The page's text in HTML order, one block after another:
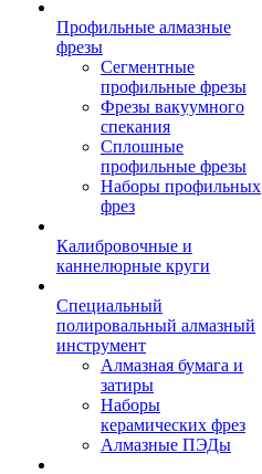
Профильные алмазные
фрезы
Сегментные
профильные фрезы
Фрезы вакуумного
спекания
Сплошные
профильные фрезы
Наборы профильных
фрез
Калибровочные и
каннелюрные круги
Специальный
полировальный алмазный
инструмент
Алмазная бумага и
затиры
Наборы
керамических фрез
Алмазные ПЭДы